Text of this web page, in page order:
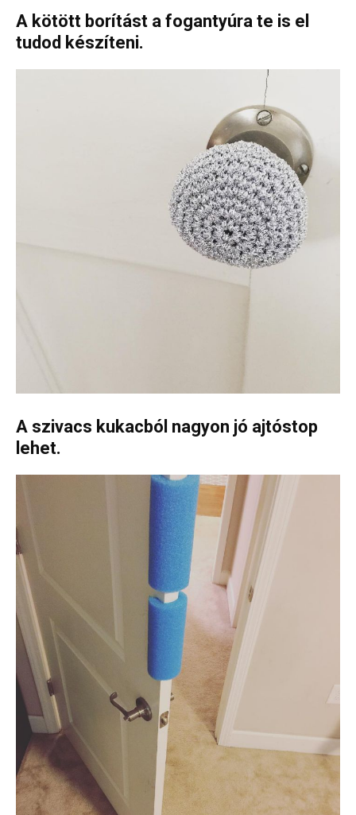
A kötött borítást a fogantyúra te is el
tudod készíteni.
A szivacs kukacból nagyon jó ajtóstop
lehet.